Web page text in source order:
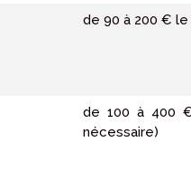
de 90 à 200 € le
de 100 à 400
nécessaire)